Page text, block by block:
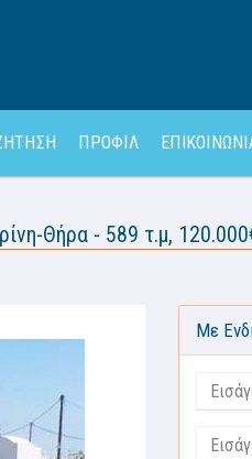
ΠΡΟΦΙΛ
Θήρα - 589 τ.μ,
Με